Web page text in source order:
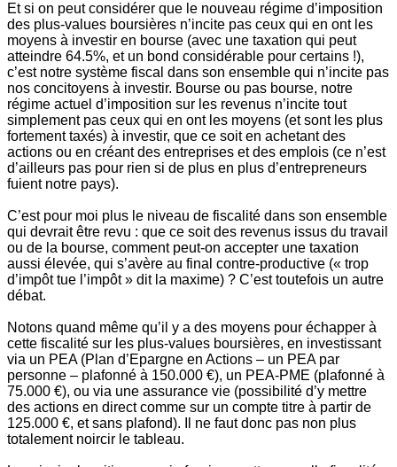
Et si on peut considérer que le nouveau régime d’imposition
des plus-values boursières n’incite pas ceux qui en ont les
moyens à investir en bourse (avec une taxation qui peut
atteindre 64.5%, et un bond considérable pour certains !),
c’est notre système fiscal dans son ensemble qui n’incite pas
nos concitoyens à investir. Bourse ou pas bourse, notre
régime actuel d’imposition sur les revenus n’incite tout
simplement pas ceux qui en ont les moyens (et sont les plus
fortement taxés) à investir, que ce soit en achetant des
actions ou en créant des entreprises et des emplois (ce n’est
d’ailleurs pas pour rien si de plus en plus d’entrepreneurs
fuient notre pays).
C’est pour moi plus le niveau de fiscalité dans son ensemble
qui devrait être revu : que ce soit des revenus issus du travail
ou de la bourse, comment peut-on accepter une taxation
aussi élevée, qui s’avère au final contre-productive (« trop
d’impôt tue l’impôt » dit la maxime) ? C’est toutefois un autre
débat.
Notons quand même qu’il y a des moyens pour échapper à
cette fiscalité sur les plus-values boursières, en investissant
via un PEA (Plan d’Epargne en Actions – un PEA par
personne – plafonné à 150.000 €), un PEA-PME (plafonné à
75.000 €), ou via une assurance vie (possibilité d’y mettre
des actions en direct comme sur un compte titre à partir de
125.000 €, et sans plafond). Il ne faut donc pas non plus
totalement noircir le tableau.